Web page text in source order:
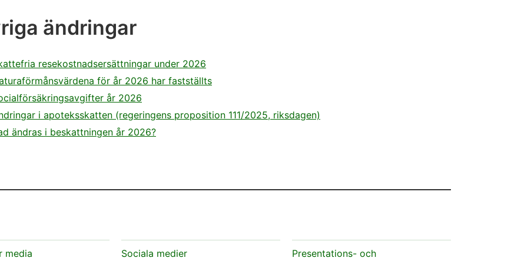
ändringar
resekostnadsersättningar under 2026
för år 2026 har fastställts
år 2026
i apoteksskatten (regeringens proposition 111/2025, riksdagen)
ändras i beskattningen år 2026?
media Sociala medier
Presentations- och